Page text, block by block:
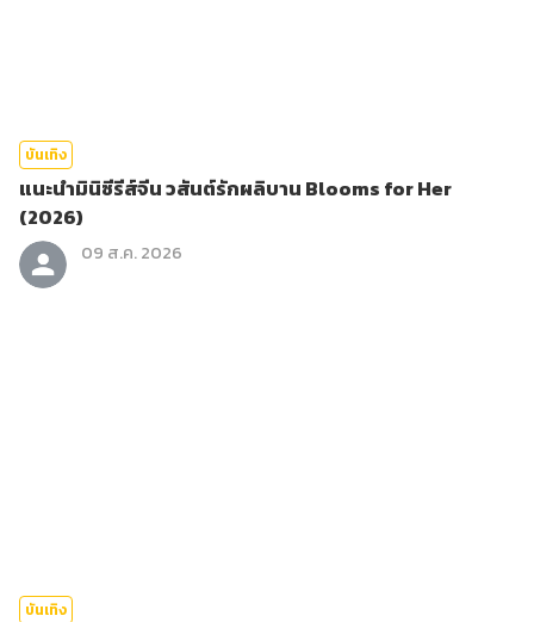
บันเทิง
แนะนำมินิซีรีส์จีน วสันต์รักผลิบาน Blooms for Her
(2026)
09 ส.ค. 2026
บันเทิง